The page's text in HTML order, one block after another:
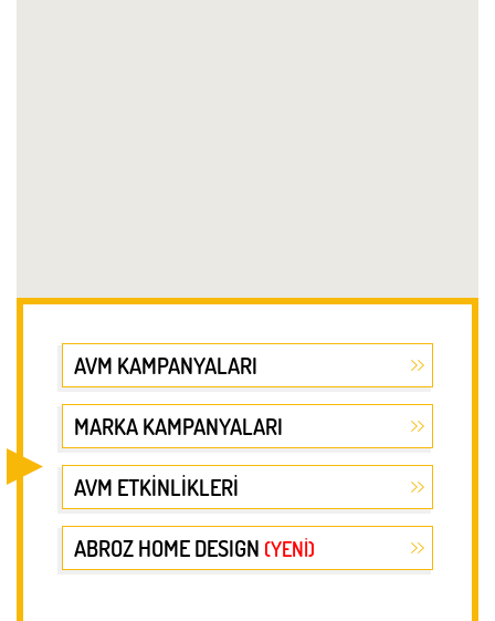
AVM KAMPANYALARI
MARKA KAMPANYALARI
AVM ETKİNLİKLERİ
ABROZ HOME DESIGN (YENİ)